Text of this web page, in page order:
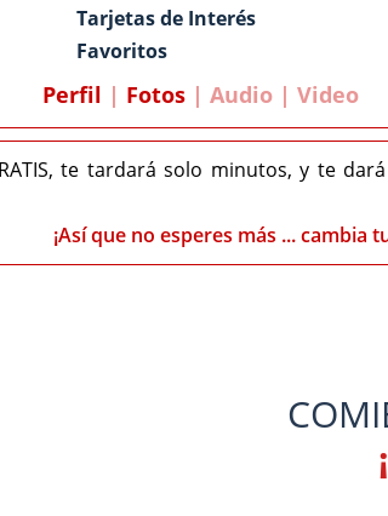
Tarjetas de Interés
Favoritos
Perfil | Fotos | Audio | Video
te tardará solo minutos, y te
¡Así que no esperes más ... cambia